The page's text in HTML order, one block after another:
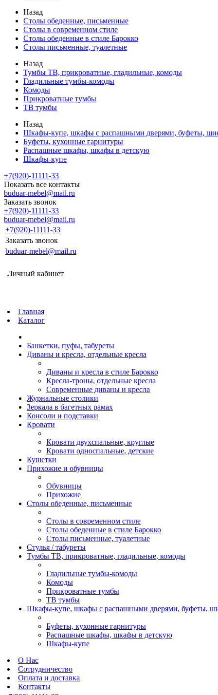
Назад
Столы обеденные, письменные
Столы в современном стиле
Столы обеденные в стиле Барокко
Столы письменные, туалетные
Назад
Тумбы ТВ, прикроватные, гладильные, комоды
Гладильные тумбы-комоды
Комоды
Прикроватные тумбы
ТВ тумбы
Назад
Шкафы-купе, шкафы с распашными дверями, буфеты,
Буфеты, кухонные гарнитуры
Распашные шкафы, шкафы в детскую
Шкафы-купе
+7(920)-11111-33
Показать все контакты
buduar-mebel@mail.ru
Заказать звонок
+7(920)-11111-33
buduar-mebel@mail.ru
+7(920)-11111-33
Заказать звонок
buduar-mebel@mail.ru
Личный кабинет
Главная
Каталог
Банкетки, пуфы, табуреты
Диваны и кресла, отдельные кресла
Диваны и кресла в стиле Барокко
Кресла-троны, отдельные кресла
Современные диваны и кресла
Журнальные столики
Зеркала в багетных рамах
Консоли и подставки
Кровати
Кровати двухспальные, круглые
Кровати односпальные, детские
Кушетки
Прихожие и обувницы
Обувницы
Прихожие
Столы обеденные, письменные
Столы в современном стиле
Столы обеденные в стиле Барокко
Столы письменные, туалетные
Стулья / табуреты
Тумбы ТВ, прикроватные, гладильные, комоды
Гладильные тумбы-комоды
Комоды
Прикроватные тумбы
ТВ тумбы
Шкафы-купе, шкафы с распашными дверями, буфеты,
Буфеты, кухонные гарнитуры
Распашные шкафы, шкафы в детскую
Шкафы-купе
О Нас
Сотрудничество
Оплата и доставка
Контакты